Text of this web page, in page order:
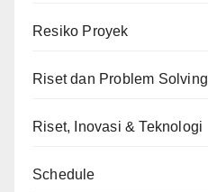
Resiko Proyek
Riset dan Problem Solving
Riset, Inovasi & Teknologi
Schedule